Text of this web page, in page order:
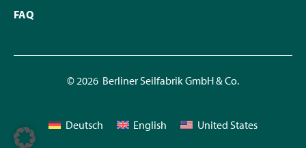
FAQ
© 2026 Berliner Seilfabrik GmbH & Co.
Deutsch English United States